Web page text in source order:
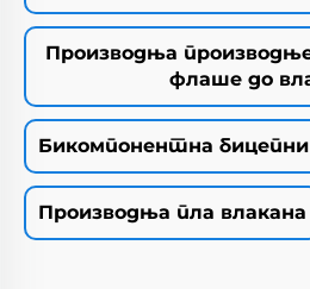
Производња
флаше до
Бикомпонентна
Производња пла влакана